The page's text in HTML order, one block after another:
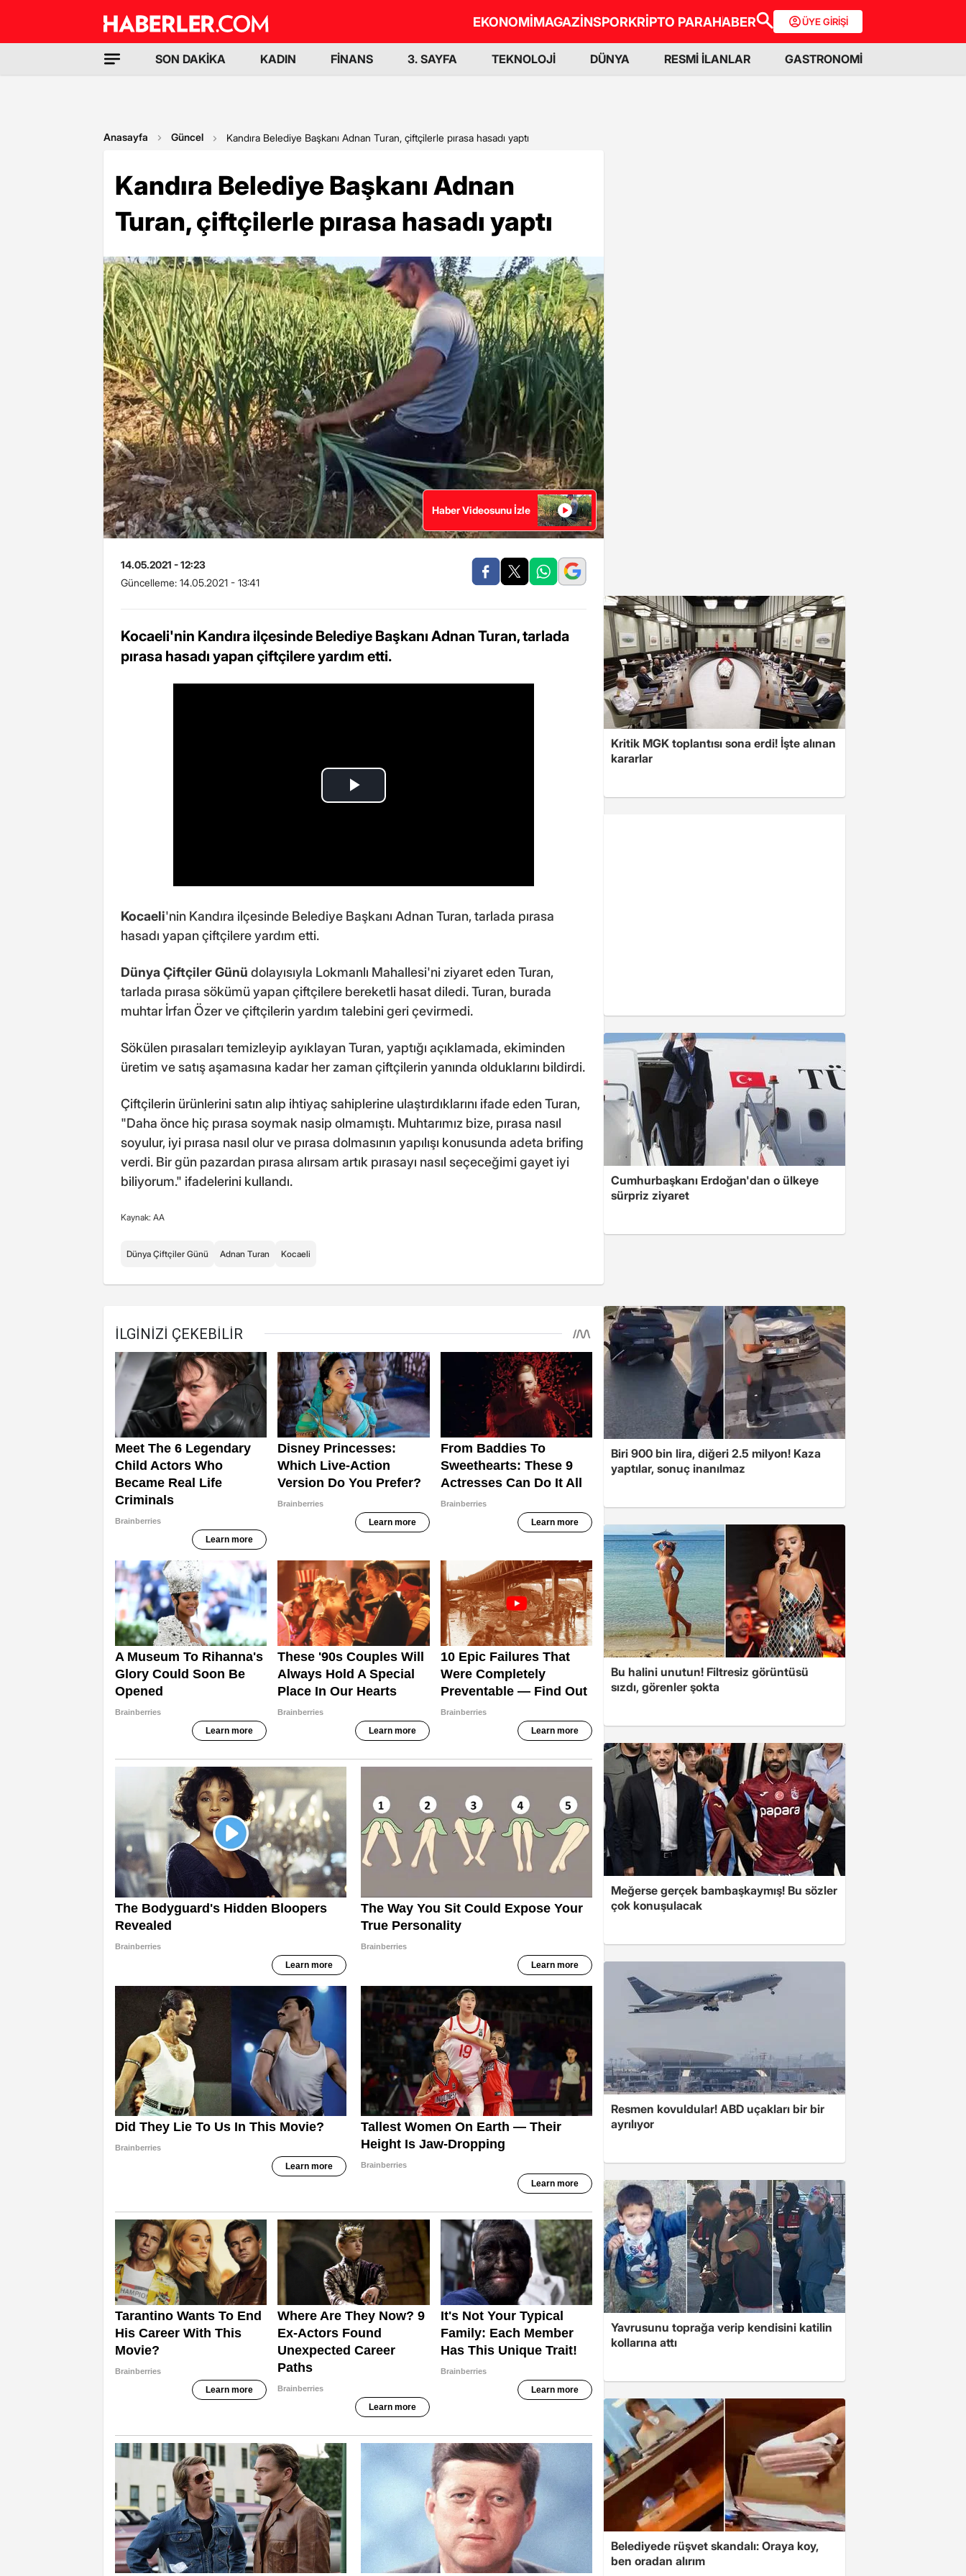
EKONOMİMAGAZİNSPORKRİPTO PARAHABER ÜYE GİRİŞİ
SON DAKİKA KADIN FİNANS 3. SAYFA TEKNOLOJİ DÜNYA RESMİ İLANLAR GASTRONOMİ
Anasayfa Güncel Kandıra Belediye Başkanı Adnan Turan, çiftçilerle pırasa hasadı yaptı
Kandıra Belediye Başkanı Adnan
Turan, çiftçilerle pırasa hasadı yaptı
Haber Videosunu İzle
14.05.2021 - 12:23
Güncelleme: 14.05.2021 - 13:41
Kocaeli'nin Kandıra ilçesinde Belediye Başkanı Adnan Turan, tarlada
pırasa hasadı yapan çiftçilere yardım etti.
Kocaeli'nin Kandıra ilçesinde Belediye Başkanı Adnan Turan, tarlada pırasa
hasadı yapan çiftçilere yardım etti.
Dünya Çiftçiler Günü dolayısıyla Lokmanlı Mahallesi'ni ziyaret eden Turan,
tarlada pırasa sökümü yapan çiftçilere bereketli hasat diledi. Turan, burada
muhtar İrfan Özer ve çiftçilerin yardım talebini geri çevirmedi.
Sökülen pırasaları temizleyip ayıklayan Turan, yaptığı açıklamada, ekiminden
üretim ve satış aşamasına kadar her zaman çiftçilerin yanında olduklarını bildirdi.
Çiftçilerin ürünlerini satın alıp ihtiyaç sahiplerine ulaştırdıklarını ifade eden Turan,
"Daha önce hiç pırasa soymak nasip olmamıştı. Muhtarımız bize, pırasa nasıl
soyulur, iyi pırasa nasıl olur ve pırasa dolmasının yapılışı konusunda adeta brifing
verdi. Bir gün pazardan pırasa alırsam artık pırasayı nasıl seçeceğimi gayet iyi
biliyorum." ifadelerini kullandı.
Kaynak: AA
Dünya Çiftçiler Günü Adnan Turan Kocaeli
Kritik MGK toplantısı sona erdi! İşte alınan
kararlar
Cumhurbaşkanı Erdoğan'dan o ülkeye
sürpriz ziyaret
Biri 900 bin lira, diğeri 2.5 milyon! Kaza
yaptılar, sonuç inanılmaz
Bu halini unutun! Filtresiz görüntüsü
sızdı, görenler şokta
Meğerse gerçek bambaşkaymış! Bu sözler
çok konuşulacak
Resmen kovuldular! ABD uçakları bir bir
ayrılıyor
Yavrusunu toprağa verip kendisini katilin
kollarına attı
Belediyede rüşvet skandalı: Oraya koy,
ben oradan alırım